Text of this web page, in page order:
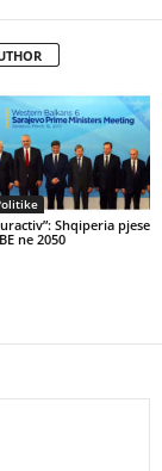
Shqiperia pjese
ne 2050